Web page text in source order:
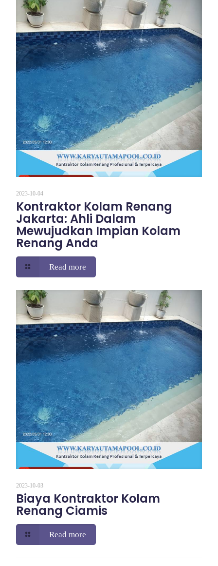
2023-10-04
Kontraktor Kolam Renang
Jakarta: Ahli Dalam
Mewujudkan Impian Kolam
Renang Anda
Read more
2023-10-03
Biaya Kontraktor Kolam
Renang Ciamis
Read more